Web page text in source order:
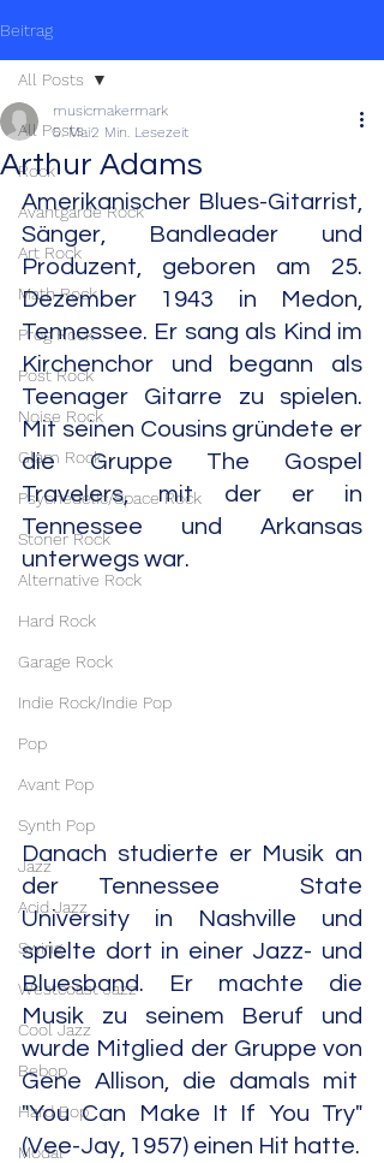
Beitrag
All Posts
Rock
Avantgarde Rock
Art Rock
Math Rock
Prog Rock
Post Rock
Noise Rock
Glam Rock
Psychedelic/Space Rock
Stoner Rock
Alternative Rock
Hard Rock
Garage Rock
Indie Rock/Indie Pop
Pop
Avant Pop
Synth Pop
Jazz
Acid Jazz
Swing
Westcoast Jazz
Cool Jazz
Bebop
Hard Bop
Modal
All Posts
Arthur Adams
musicmakermark
5. Mai2 Min. Lesezeit
Amerikanischer Blues-Gitarrist,
Sänger, Bandleader und
Produzent, geboren am 25.
Dezember 1943 in Medon,
Tennessee. Er sang als Kind im
Kirchenchor und begann als
Teenager Gitarre zu spielen.
Mit seinen Cousins gründete er
die Gruppe The Gospel
Travelers, mit der er in
Tennessee und Arkansas
unterwegs war.
Danach studierte er Musik an
der Tennessee  State
University in Nashville und
spielte dort in einer Jazz- und
Bluesband. Er machte die
Musik zu seinem Beruf und
wurde Mitglied der Gruppe von
Gene Allison, die damals mit
"You Can Make It If You Try"
(Vee-Jay, 1957) einen Hit hatte.